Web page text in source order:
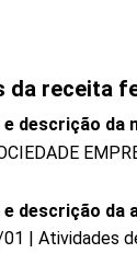
da receita
e descrição da
e descrição da
| Atividades